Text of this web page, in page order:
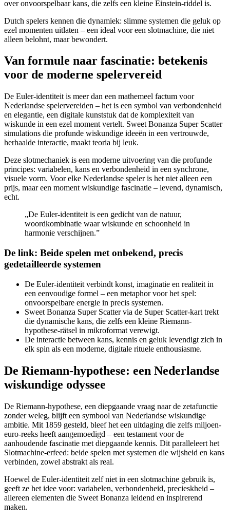
over onvoorspelbaar kans, die zelfs een kleine Einstein-riddel is.
Dutch spelers kennen die dynamiek: slimme systemen die geluk op
ezel momenten uitlaten – een ideal voor een slotmachine, die niet
alleen belohnt, maar bewondert.
Van formule naar fascinatie: betekenis
voor de moderne spelervereid
De Euler-identiteit is meer dan een mathemeel factum voor
Nederlandse spelervereiden – het is een symbol van verbondenheid
en elegantie, een digitale kunststuk dat de komplexiteit van
wiskunde in een ezel moment vertelt. Sweet Bonanza Super Scatter
simulations die profunde wiskundige ideeën in een vertrouwde,
herhaalde interactie, maakt teoria bij leuk.
Deze slotmechaniek is een moderne uitvoering van die profunde
principes: variabelen, kans en verbondenheid in een synchrone,
visuele vorm. Voor elke Nederlandse speler is het niet alleen een
prijs, maar een moment wiskundige fascinatie – levend, dynamisch,
echt.
„De Euler-identiteit is een gedicht van de natuur,
woordkombinatie waar wiskunde en schoonheid in
harmonie verschijnen.”
De link: Beide spelen met onbekend, precis
gedetailleerde systemen
De Euler-identiteit verbindt konst, imaginatie en realiteit in
een eenvoudige formel – een metaphor voor het spel:
onvoorspelbare energie in precis systemen.
Sweet Bonanza Super Scatter via de Super Scatter-kart trekt
die dynamische kans, die zelfs een kleine Riemann-
hypothese-rätsel in mikroformat verewigt.
De interactie between kans, kennis en geluk levendigt zich in
elk spin als een moderne, digitale rituele enthousiasme.
De Riemann-hypothese: een Nederlandse
wiskundige odyssee
De Riemann-hypothese, een diepgaande vraag naar de zetafunctie
zonder weleg, blijft een symbool van Nederlandse wiskundige
ambitie. Mit 1859 gesteld, bleef het een uitdaging die zelfs miljoen-
euro-reeks heeft aangemoedigd – een testament voor de
aanhoudende fascinatie met diepgaande kennis. Dit paralleleert het
Slotmachine-erfeed: beide spelen met systemen die wijsheid en kans
verbinden, zowel abstrakt als real.
Hoewel de Euler-identiteit zelf niet in een slotmachine gebruik is,
geeft ze het idee voor: variabelen, verbondenheid, precieskheid –
allereen elementen die Sweet Bonanza leidend en inspirerend
maken.